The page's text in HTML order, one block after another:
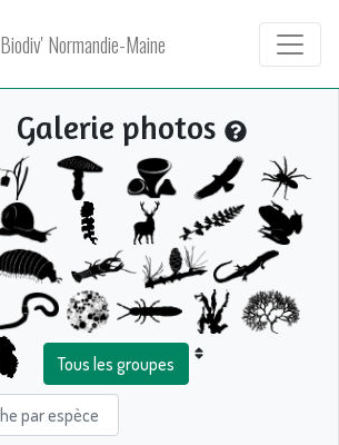
Biodiv' Normandie-Maine
Galerie photos
Tous les groupes